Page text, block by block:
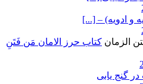
و ادویه) – [...]
کتاب حرز الامان مَن فَتَنِ
گنج یابی